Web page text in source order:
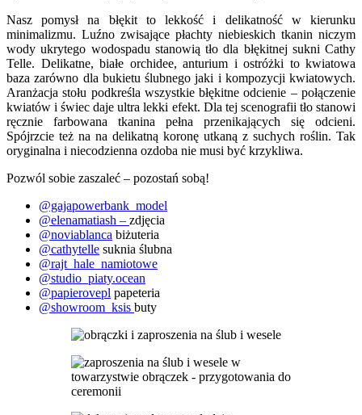
Nasz pomysł na błękit to lekkość i delikatność w kierunku
minimalizmu. Luźno zwisające płachty niebieskich tkanin niczym
wody ukrytego wodospadu stanowią tło dla błękitnej sukni Cathy
Telle. Delikatne, białe orchidee, anturium i ostróżki to kwiatowa
baza zarówno dla bukietu ślubnego jaki i kompozycji kwiatowych.
Aranżacja stołu podkreśla wszystkie błękitne odcienie – połączenie
kwiatów i świec daje ultra lekki efekt. Dla tej scenografii tło stanowi
ręcznie farbowana tkanina pełna przenikających się odcieni.
Spójrzcie też na na delikatną koronę utkaną z suchych roślin. Tak
oryginalna i niecodzienna ozdoba nie musi być krzykliwa.
Pozwól sobie zaszaleć – pozostań sobą!
@gajapowerbank_model
@elenamatiash – zdjęcia
@noviablanca biżuteria
@cathytelle suknia ślubna
@rajt_hale_namiotowe
@studio_piaty.ocean
@papierovepl papeteria
@showroom_ksis buty